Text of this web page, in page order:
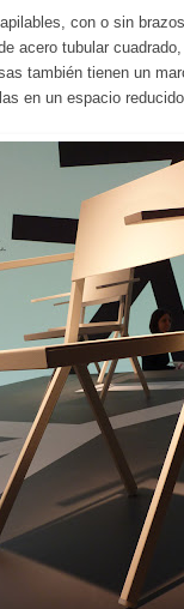
con o sin
acero tubular
también tienen un
en un espacio